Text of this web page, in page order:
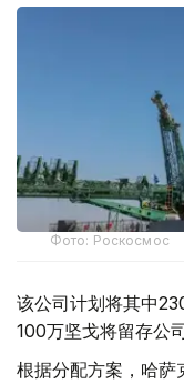
Фото: Роскосмос
该公司计划将其中
100万坚戈将留存公司
根据分配方案，哈萨